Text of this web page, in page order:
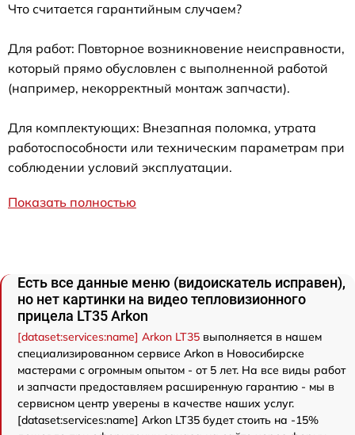
Что считается гарантийным случаем?
Для работ: Повторное возникновение неисправности,
который прямо обусловлен с выполненной работой
(например, некорректный монтаж запчасти).
Для комплектующих: Внезапная поломка, утрата
работоспособности или техническим параметрам при
соблюдении условий эксплуатации.
Показать полностью
Есть все данные меню (видоискатель исправен),
но нет картинки на видео тепловизионного
прицела LT35 Arkon
[dataset:services:name] Arkon LT35 выполняется в нашем
специализированном сервисе Arkon в Новосибирске
мастерами с огромным опытом - от 5 лет. На все виды работ
и запчасти предоставляем расширенную гарантию - мы в
сервисном центр уверены в качестве наших услуг.
[dataset:services:name] Arkon LT35 будет стоить на -15%